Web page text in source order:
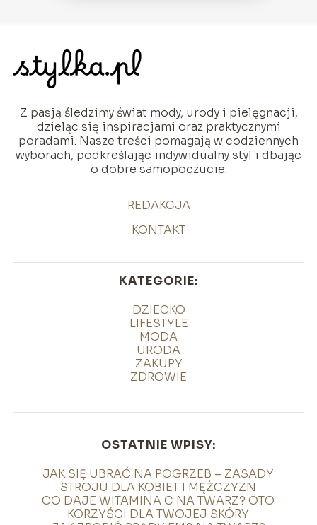
Z pasją śledzimy świat mody, urody i pielęgnacji,
dzieląc się inspiracjami oraz praktycznymi
poradami. Nasze treści pomagają w codziennych
wyborach, podkreślając indywidualny styl i dbając
o dobre samopoczucie.
REDAKCJA
KONTAKT
KATEGORIE:
DZIECKO
LIFESTYLE
MODA
URODA
ZAKUPY
ZDROWIE
OSTATNIE WPISY:
JAK SIĘ UBRAĆ NA POGRZEB – ZASADY
STROJU DLA KOBIET I MĘŻCZYZN
CO DAJE WITAMINA C NA TWARZ? OTO
KORZYŚCI DLA TWOJEJ SKÓRY